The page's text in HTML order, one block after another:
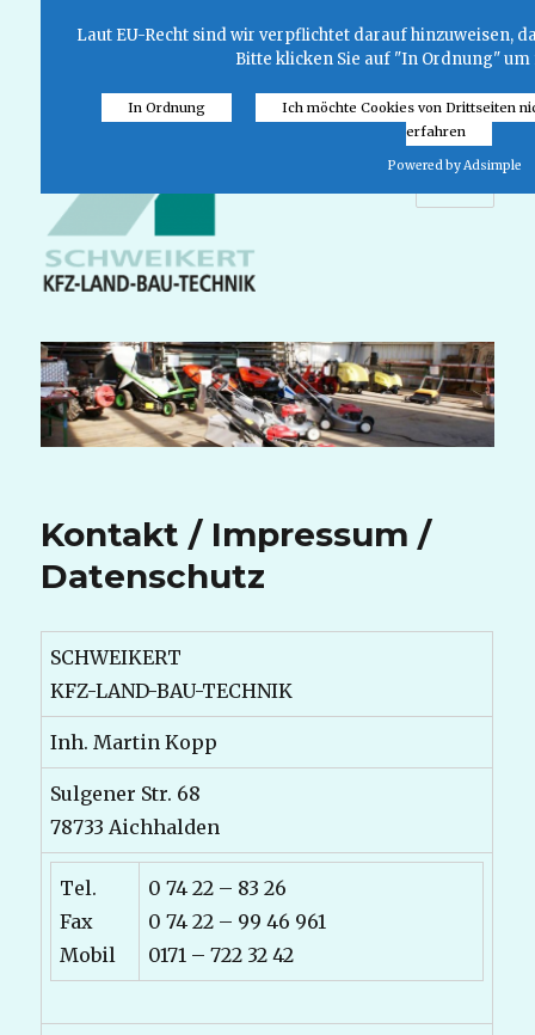
Kontakt / Impressum /
Datenschutz
SCHWEIKERT
KFZ-LAND-BAU-TECHNIK
Inh. Martin Kopp
Sulgener Str. 68
78733 Aichhalden
Tel.
Fax
Mobil
0 74 22 – 83 26
0 74 22 – 99 46 961
0171 – 722 32 42
Laut EU-Recht sind wir verpflichtet darauf hinzuweisen,
Bitte klicken Sie auf "In Ordnung"
In Ordnung
Ich möchte Cookies von Drittseiten
erfahren
Powered by Adsimple